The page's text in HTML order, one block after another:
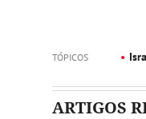
TÓPICOS
ARTIGOS